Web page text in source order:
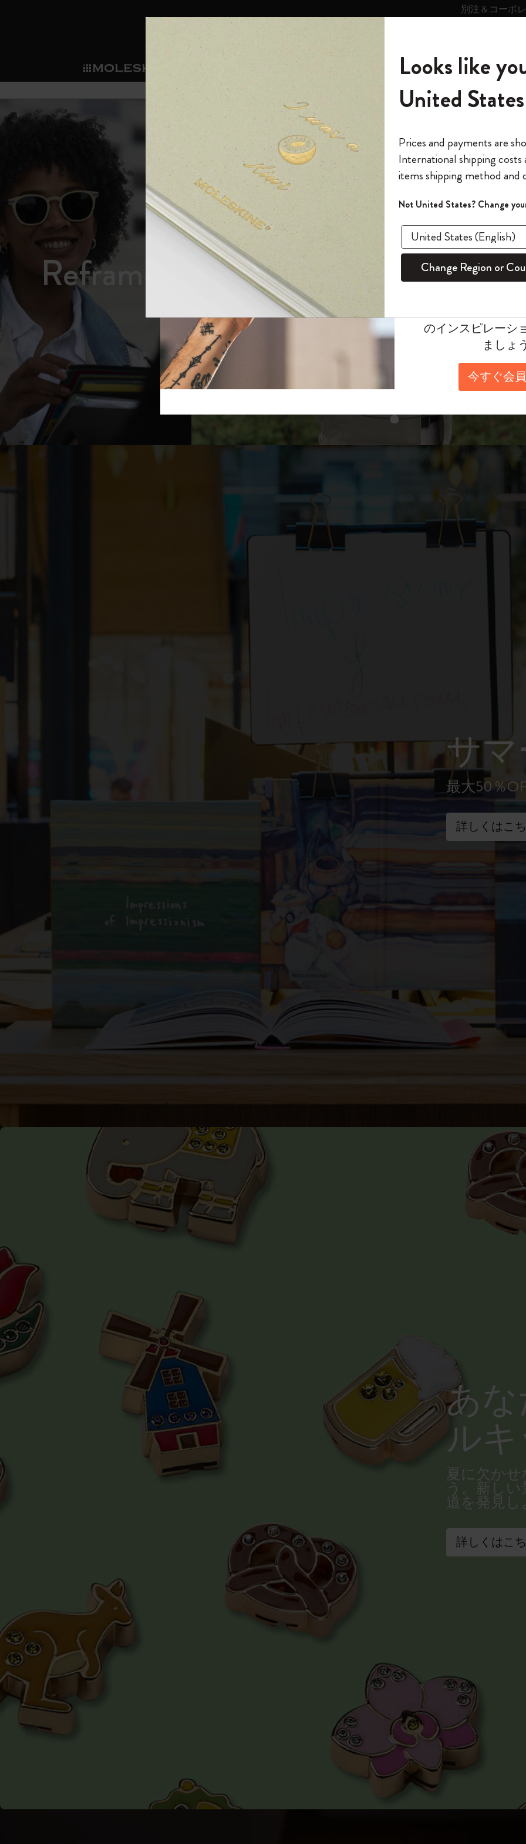
別注＆コーポ
ショ
新商品
ノートブック
ノートブック
The Original Notebook
ミニノートブックチャーム
カイエ ＆ ジャーナル
セット
パッションジャーナル
スチューデントカイエジャーナル
ダイアリー
サブカテゴリ
ダイアリー
パーソナル・ダイアリー
12カ月ダイアリー
15ヶ月プランナー
ウィークリープランナー
デイリープランナー
マンスリープランナー
ライフプランナー・コレクション
モレスキンスマート
サブカテゴリ
すべて見る
スマートライティング・システム
モレスキンスマートスマートとは
アプリ・サービス
ライティングツール
サブカテゴリ
モレスキンスマート
Blackwing x モレスキン
Kaweco x モレスキン
ペン & ペンシル
限定版ノートブック
サブカテゴリ
Reframe サングラス
ムーミン コレクション
キム・ジョンギコレクション
「Alice's Adventures in Wonderland」コレ
『ロード・オブ・ザ・リング』コレク
カラーパターン ノートブック
サクラコレクション
馬年コレクション
ISSEY MIYAKE | モレスキン のコレク
ナサにインスパイアされたコレクショ
ン
ピーナッツ限定コレクション
Mardi Mercredi × モレスキン
ハリー・ポッターの呪文コレクション
キム・ジョンギコレクション
Impressions of Impressionism コレクショ
ン
カサ・バトリョ 限定版コレクション
ゴッホ美術館
すべて見る
バックパック
限定版バックパック
Shopper paper – made Collection
ギフト
サブカテゴリ
アートを愛する方への贈り物
プロフェッショナルへの贈り物
ミニマリストへの贈り物
マキシマリストへの贈り物
健康を愛する方への贈り物です
趣味を愛する方へのギフト
ピン
サブカテゴリ
カントリー・テーマ・ピンズ・コレク
ション
パッチ
サブカテゴリ
プライドをいつも胸に
Mardi Mercredi × モレスキン
すべて見る
スマートライティング・シス
テム
サブカテゴリ
スマートライティング・システム
スマートノートブック
スマートダイアリー
モレスキンスマートスマート
とは
アプリ・サービス
サブカテゴリ
Notes
モレスキン Journal
モレスキン Planner
パーソナライズサ
ービス
サブカテゴリ
カスタムダイアリー
カスタムノートブック
パッチ
和紙テープ
ミニノートブックチャーム
別注＆コーポレートギフト
リー
の世界
サブカテゴリ
モレスキンメンバーシップ
我々の歴史
モレスキンのマニフェスト
ペンと紙の力
持続可能な創造性
Detour
今すぐメンバー登録
ウェルカムオファー: 次回のご購入時に10% オフと送料無料
通常特典: パーソナライズの2冊ご購入で1冊無料
バースデー特典: 1回限りの割引（1ヶ月有効）
先行プレビュー: 新作コレクションへの先行アクセス
伝説的なお得情報: 会員限定の特別サプライズ
セールへの早期アクセス: お得な情報をいち早くチェック
モレスキン限定イベント: 優先アクセス
返品期間の延長: 1ヶ月間
モレスキンの世界
*メールアドレス
*パスワード
このデバイスで情
ログイン
6,500円以上のご購入で送料無料
あるページから始まる物語
Reframe Sunglasses（リフレ
あなたにぴったりの一本を選ぼう
ス
スライド表示2
スライド表示3
スライド表示4
スライド表示5
サ
最大50％
詳しくはこ
あ
ル
夏に欠か
う。新し
道を発見し
詳しくはこ
モレスキンの世
今すぐ会員登録
「WELCOME10」
回注文が10%オフ
ます。セール・ア
適用
のインスピレーシ
ましょ
今すぐ会
Looks like
United States
Prices and payments are
International shipping costs
items shipping method and
Not United States? Change
Change Region or